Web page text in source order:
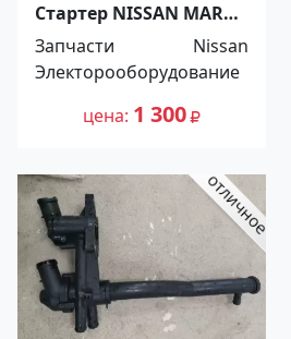
Стартер NISSAN MARCH
BK12 CR14DE Ростов
Запчасти
Nissan
Электорооборудование
цена 1 300